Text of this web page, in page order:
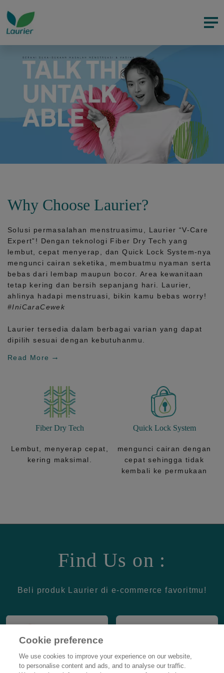
Why Choose Laurier?
Solusi permasalahan menstruasimu, Laurier “V-Care
Expert”! Dengan teknologi Fiber Dry Tech yang
lembut, cepat menyerap, danQuick Lock System-nya
mengunci cairan seketika, membuatmu nyaman serta
bebas dari lembap maupun bocor. Area kewanitaan
tetap kering dan bersih sepanjang hari.
Laurier,
ahlinya hadapi menstruasi, bikin kamu bebas worry!
#IniCaraCewek
Laurier tersedia dalam berbagai varian yang dapat
dipilih sesuai dengan kebutuhanmu.
Read More
Fiber Dry Tech
Lembut, menyerap cepat,
kering maksimal.
Quick Lock System
mengunci cairan dengan
cepat sehingga tidak
kembali ke permukaan
Find Us on :
Beli produk Laurier di e-commerce favoritmu!
Cookie preference
We use cookies to improve your experience on our website,
to personalise content and ads, and to analyse our traffic.